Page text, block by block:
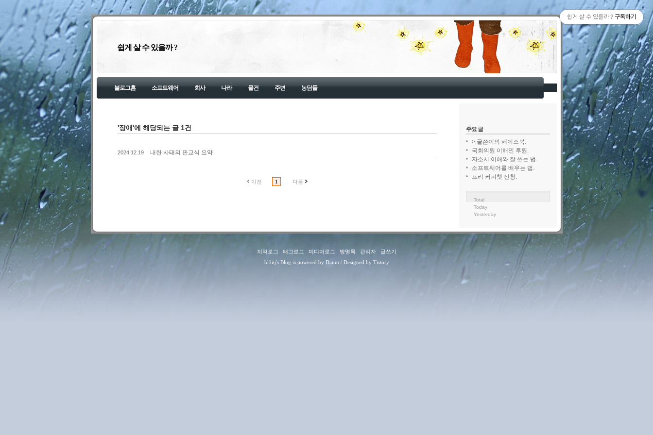
쉽게 살 수 있을까 ?
블로그홈 소프트웨어 회사 나라 물건 주변 농담들
'장애'에 해당되는 글 1건
2024.12.19 내란 사태의 판교식 요약
이전 1 다음
주요 글
> 글쓴이의 페이스북.
국회의원 이해민 후원.
자소서 이해와 잘 쓰는 법.
소프트웨어를 배우는 법.
프리 커피챗 신청.
Total
Today
Yesterday
지역로그 : 태그로그 : 미디어로그 : 방명록 : 관리자: 글쓰기
hl1itj's Blog is powered by Daum / Designed by Tistory
쉽게 살 수 있을까 ? 구독하기